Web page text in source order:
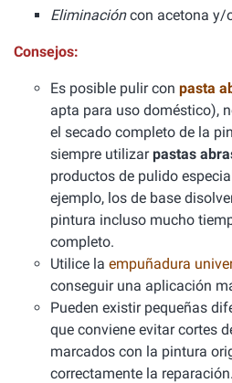
Eliminacióncon acetona y/
Consejos:
Es posible pulir con pasta
apta para uso doméstico),
el secado completo de la
siempre utilizarpastas
productos de pulido
ejemplo, los de base
pintura incluso mucho
completo.
Utilice la empuñadura
conseguir una aplicación
Pueden existir pequeñas
que conviene evitar cortes
marcados con la pintura
correctamente la reparación.